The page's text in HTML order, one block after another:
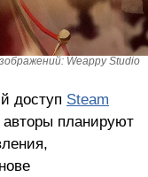
Weappy Studio
доступ Steam
планируют